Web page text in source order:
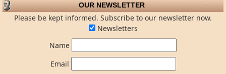
OUR NEWSLETTER
Please be kept informed. Subscribe to our newsletter now.
Newsletters
Name
Email